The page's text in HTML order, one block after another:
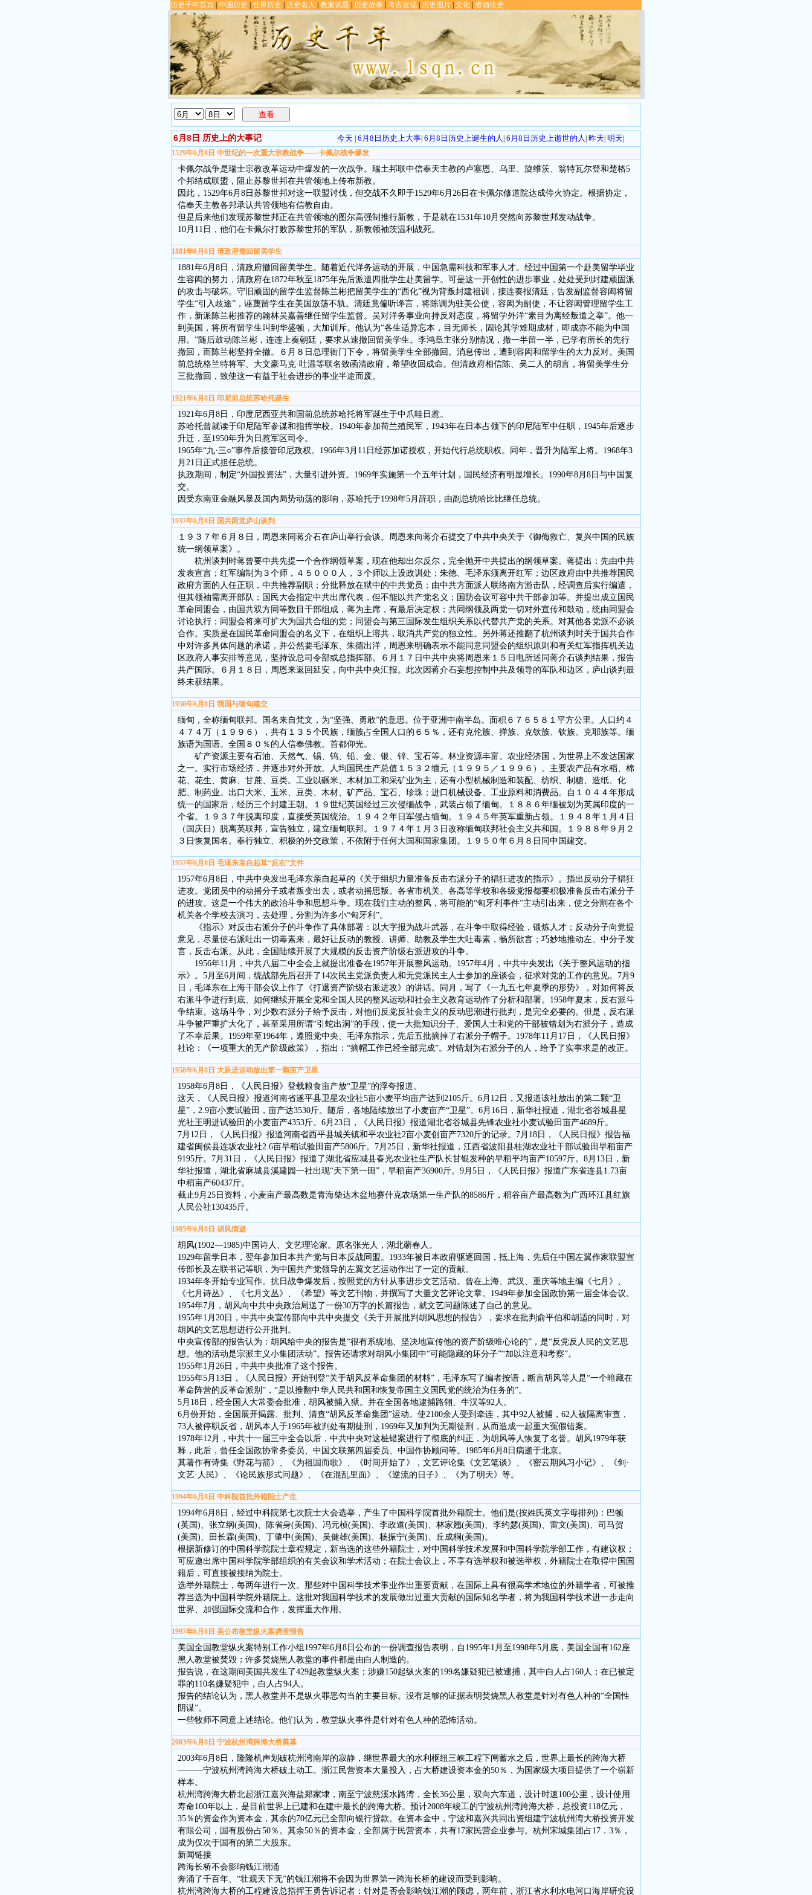
历史千年首页 中国历史 世界历史 历史名人 教案试题 历史故事 考古发现 历史图片 文化 煮酒论史
查看
6月8日 历史上的大事记 今天 6月8日历史上大事 6月8日历史上诞生的人 6月8日历史上逝世的人 昨天 明天
1529年6月8日 中世纪的一次重大宗教战争——卡佩尔战争爆发
卡佩尔战争是瑞士宗教改革运动中爆发的一次战争。瑞土邦联中信奉天主教的卢塞恩、乌里、旋维茨、翁特瓦尔登和楚格5
个邦结成联盟，阻止苏黎世邦在共管领地上传布新教。
因此，1529年6月8日苏黎世邦对这一联盟讨伐，但交战不久即于1529年6月26日在卡佩尔修道院达成停火协定。根据协定，
信奉天主教各邦承认共管领地有信教自由。
但是后来他们发现苏黎世邦正在共管领地的图尔高强制推行新教，于是就在1531年10月突然向苏黎世邦发动战争。
10月11日，他们在卡佩尔打败苏黎世邦的军队，新教领袖茨温利战死。
1881年6月8日 清政府撤回留美学生
1881年6月8日，清政府撤回留美学生。随着近代洋务运动的开展，中国急需科技和军事人才。经过中国第一个赴美留学毕业
生容闳的努力，清政府在1872年秋至1875年先后派遣四批学生赴美留学。可是这一开创性的进步事业，处处受到封建顽固派
的攻击与破坏。守旧顽固的留学生监督陈兰彬把留美学生的“西化”视为背叛封建祖训，接连奏报清廷，告发副监督容闳将留
学生“引入歧途”，诬蔑留学生在美国放荡不轨。清廷竟偏听谗言，将陈调为驻美公使，容闳为副使，不让容闳管理留学生工
作，新派陈兰彬推荐的翰林吴嘉善继任留学生监督。吴对洋务事业向持反对态度，将留学外洋“素目为离经叛道之举”。他一
到美国，将所有留学生叫到华盛顿，大加训斥。他认为“各生适异忘本，目无师长，固论其学难期成材，即成亦不能为中国
用。”随后鼓动陈兰彬，连连上奏朝廷，要求从速撤回留美学生。李鸿章主张分别情况，撤一半留一半，已学有所长的先行
撤回，而陈兰彬坚持全撤。６月８日总理衙门下令，将留美学生全部撤回。消息传出，遭到容闳和留学生的大力反对。美国
前总统格兰特将军、大文豪马克·吐温等联名致函清政府，希望收回成命。但清政府相信陈、吴二人的胡言，将留美学生分
三批撤回，致使这一有益于社会进步的事业半途而废。
1921年6月8日 印尼前总统苏哈托诞生
1921年6月8日，印度尼西亚共和国前总统苏哈托将军诞生于中爪哇日惹。
苏哈托曾就读于印尼陆军参谋和指挥学校。1940年参加荷兰殖民军，1943年在日本占领下的印尼陆军中任职，1945年后逐步
升迁，至1950年升为日惹军区司令。
1965年“九·三○”事件后接管印尼政权。1966年3月11日经苏加诺授权，开始代行总统职权。同年，晋升为陆军上将。1968年3
月21日正式担任总统。
执政期间，制定“外国投资法”，大量引进外资。1969年实施第一个五年计划，国民经济有明显增长。1990年8月8日与中国复
交。
因受东南亚金融风暴及国内局势动荡的影响，苏哈托于1998年5月辞职，由副总统哈比比继任总统。
1937年6月8日 国共两党庐山谈判
１９３７年６月８日，周恩来同蒋介石在庐山举行会谈。周恩来向蒋介石提交了中共中央关于《御侮救亡、复兴中国的民族
统一纲领草案》。
杭州谈判时蒋曾要中共先提一个合作纲领草案，现在他却出尔反尔，完全抛开中共提出的纲领草案。蒋提出：先由中共
发表宣言；红军编制为３个师，４５０００人，３个师以上设政训处；朱德、毛泽东须离开红军；边区政府由中共推荐国民
政府方面的人任正职，中共推荐副职；分批释放在狱中的中共党员；由中共方面派人联络南方游击队，经调查后实行编遣，
但其领袖需离开部队；国民大会指定中共出席代表，但不能以共产党名义；国防会议可容中共干部参加等。并提出成立国民
革命同盟会，由国共双方同等数目干部组成，蒋为主席，有最后决定权；共同纲领及两党一切对外宣传和鼓动，统由同盟会
讨论执行；同盟会将来可扩大为国共合组的党；同盟会与第三国际发生组织关系以代替共产党的关系。对其他各党派不必谈
合作。实质是在国民革命同盟会的名义下，在组织上溶共，取消共产党的独立性。另外蒋还推翻了杭州谈判时关于国共合作
中对许多具体问题的承诺，并公然要毛泽东、朱德出洋，周恩来明确表示不能同意同盟会的组织原则和有关红军指挥机关边
区政府人事安排等意见，坚持设总司令部或总指挥部。６月１７日中共中央将周恩来１５日电所述同蒋介石谈判结果，报告
共产国际。６月１８日，周恩来返回延安，向中共中央汇报。此次因蒋介石妄想控制中共及领导的军队和边区，庐山谈判最
终未获结果。
1950年6月8日 我国与缅甸建交
缅甸，全称缅甸联邦。国名来自梵文，为“坚强、勇敢”的意思。位于亚洲中南半岛。面积６７６５８１平方公里。人口约４
４７４万（１９９６），共有１３５个民族，缅族占全国人口的６５％，还有克伦族、掸族、克钦族、钦族、克耶族等。缅
族语为国语。全国８０％的人信奉佛教。首都仰光。
矿产资源主要有石油、天然气、锡、钨、铅、金、银、锌、宝石等。林业资源丰富。农业经济国，为世界上不发达国家
之一。实行市场经济，并逐步对外开放。人均国民生产总值１５３２缅元（１９９５／１９９６）。主要农产品有水稻、棉
花、花生、黄麻、甘蔗、豆类。工业以碾米、木材加工和采矿业为主，还有小型机械制造和装配、纺织、制糖、造纸、化
肥、制药业。出口大米、玉米、豆类、木材、矿产品、宝石、珍珠；进口机械设备、工业原料和消费品。自１０４４年形成
统一的国家后，经历三个封建王朝。１９世纪英国经过三次侵缅战争，武装占领了缅甸。１８８６年缅被划为英属印度的一
个省。１９３７年脱离印度，直接受英国统治。１９４２年日军侵占缅甸。１９４５年英军重新占领。１９４８年１月４日
（国庆日）脱离英联邦，宣告独立，建立缅甸联邦。１９７４年１月３日改称缅甸联邦社会主义共和国。１９８８年９月２
３日恢复国名。奉行独立、积极的外交政策，不依附于任何大国和国家集团。１９５０年６月８日同中国建交。
1957年6月8日 毛泽东亲自起草“反右”文件
1957年6月8日，中共中央发出毛泽东亲自起草的《关于组织力量准备反击右派分子的猖狂进攻的指示》。指出反动分子猖狂
进攻。党团员中的动摇分子或者叛变出去，或者动摇思叛。各省市机关、各高等学校和各级党报都要积极准备反击右派分子
的进攻。这是一个伟大的政治斗争和思想斗争。现在我们主动的整风，将可能的“匈牙利事件”主动引出来，使之分割在各个
机关各个学校去演习，去处理，分割为许多小“匈牙利”。
《指示》对反击右派分子的斗争作了具体部署：以大字报为战斗武器，在斗争中取得经验，锻炼人才；反动分子向党提
意见，尽量使右派吐出一切毒素来，最好让反动的教授、讲师、助教及学生大吐毒素，畅所欲言；巧妙地推动左、中分子发
言，反击右派。从此，全国陆续开展了大规模的反击资产阶级右派进攻的斗争。
1956年11月，中共八届二中全会上就提出准备在1957年开展整风运动。1957年4月，中共中央发出《关于整风运动的指
示》。5月至6月间，统战部先后召开了14次民主党派负责人和无党派民主人士参加的座谈会，征求对党的工作的意见。7月9
日，毛泽东在上海干部会议上作了《打退资产阶级右派进攻》的讲话。同月，写了《一九五七年夏季的形势》，对如何将反
右派斗争进行到底、如何继续开展全党和全国人民的整风运动和社会主义教育运动作了分析和部署。1958年夏末，反右派斗
争结束。这场斗争，对少数右派分子给予反击，对他们反党反社会主义的反动思潮进行批判，是完全必要的。但是，反右派
斗争被严重扩大化了，甚至采用所谓“引蛇出洞”的手段，使一大批知识分子、爱国人士和党的干部被错划为右派分子，造成
了不幸后果。1959年至1964年，遵照党中央、毛泽东指示，先后五批摘掉了右派分子帽子。1978年11月17日，《人民日报》
社论：《一项重大的无产阶级政策》，指出：“摘帽工作已经全部完成”。对错划为右派分子的人，给予了实事求是的改正。
1958年6月8日 大跃进运动放出第一颗亩产卫星
1958年6月8日，《人民日报》登载粮食亩产放“卫星”的浮夸报道。
这天，《人民日报》报道河南省遂平县卫星农业社5亩小麦平均亩产达到2105斤。6月12日，又报道该社放出的第二颗“卫
星”，2.9亩小麦试验田，亩产达3530斤。随后，各地陆续放出了小麦亩产“卫星”。6月16日，新华社报道，湖北省谷城县星
光社王明进试验田的小麦亩产4353斤。6月23日，《人民日报》报道湖北省谷城县先锋农业社小麦试验田亩产4689斤。
7月12日，《人民日报》报道河南省西平县城关镇和平农业社2亩小麦创亩产7320斤的记录。7月18日，《人民日报》报告福
建省闽侯县连坂农业社2.6亩早稻试验田亩产5806斤。7月25日，新华社报道，江西省波阳县桂湖农业社干部试验田早稻亩产
9195斤。7月31日，《人民日报》报道了湖北省应城县春光农业社生产队长甘银发种的早稻平均亩产10597斤。8月13日，新
华社报道，湖北省麻城县溪建园一社出现“天下第一田”，早稻亩产36900斤。9月5日，《人民日报》报道广东省连县1.73亩
中稻亩产60437斤。
截止9月25日资料，小麦亩产最高数是青海柴达木盆地赛什克农场第一生产队的8586斤，稻谷亩产最高数为广西环江县红旗
人民公社130435斤。
1985年6月8日 胡风病逝
胡风(1902—1985)中国诗人、文艺理论家。原名张光人，湖北蕲春人。
1929年留学日本，翌年参加日本共产党与日本反战同盟。1933年被日本政府驱逐回国，抵上海，先后任中国左翼作家联盟宣
传部长及左联书记等职，为中国共产党领导的左翼文艺运动作出了一定的贡献。
1934年冬开始专业写作。抗日战争爆发后，按照党的方针从事进步文艺活动。曾在上海、武汉、重庆等地主编《七月》、
《七月诗丛》、《七月文丛》、《希望》等文艺刊物，并撰写了大量文艺评论文章。1949年参加全国政协第一届全体会议。
1954年7月，胡风向中共中央政治局送了一份30万字的长篇报告，就文艺问题陈述了自己的意见。
1955年1月20日，中共中央宣传部向中共中央提交《关于开展批判胡风思想的报告》，要求在批判俞平伯和胡适的同时，对
胡风的文艺思想进行公开批判。
中央宣传部的报告认为：胡风给中央的报告是“很有系统地、坚决地宣传他的资产阶级唯心论的”，是“反党反人民的文艺思
想。他的活动是宗派主义小集团活动”。报告还请求对胡风小集团中“可能隐藏的坏分子”“加以注意和考察”。
1955年1月26日，中共中央批准了这个报告。
1955年5月13日，《人民日报》开始刊登“关于胡风反革命集团的材料”，毛泽东写了编者按语，断言胡风等人是“一个暗藏在
革命阵营的反革命派别”，“是以推翻中华人民共和国和恢复帝国主义国民党的统治为任务的”。
5月18日，经全国人大常委会批准，胡风被捕入狱。并在全国各地逮捕路翎、牛汉等92人。
6月份开始，全国展开揭露、批判、清查“胡风反革命集团”运动。使2100余人受到牵连，其中92人被捕，62人被隔离审查，
73人被停职反省，胡风本人于1965年被判处有期徒刑，1969年又加判为无期徒刑，从而造成一起重大冤假错案。
1978年12月，中共十一届三中全会以后，中共中央对这桩错案进行了彻底的纠正，为胡风等人恢复了名誉。胡风1979年获
释，此后，曾任全国政协常务委员、中国文联第四届委员、中国作协顾问等。1985年6月8日病逝于北京。
其著作有诗集《野花与箭》、《为祖国而歌》、《时间开始了》，文艺评论集《文艺笔谈》、《密云期风习小记》、《剑·
文艺·人民》、《论民族形式问题》、《在混乱里面》、《逆流的日子》、《为了明天》等。
1994年6月8日 中科院首批外籍院士产生
1994年6月8日，经过中科院第七次院士大会选举，产生了中国科学院首批外籍院士。他们是(按姓氏英文字母排列)：巴顿
(英国)、张立纲(美国)、陈省身(美国)、冯元桢(美国)、李政道(美国)、林家翘(美国)、李约瑟(英国)、雷文(美国)、司马贺
(美国)、田长霖(美国)、丁肇中(美国)、吴健雄(美国)、杨振宁(美国)、丘成桐(美国)。
根据新修订的中国科学院院士章程规定，新当选的这些外籍院士，对中国科学技术发展和中国科学院学部工作，有建议权；
可应邀出席中国科学院学部组织的有关会议和学术活动；在院士会议上，不享有选举权和被选举权，外籍院士在取得中国国
籍后，可直接被接纳为院士。
选举外籍院士，每两年进行一次。那些对中国科学技术事业作出重要贡献，在国际上具有很高学术地位的外籍学者，可被推
荐当选为中国科学院外籍院上。这批对我国科学技术的发展做出过重大贡献的国际知名学者，将为我国科学技术进一步走向
世界、加强国际交流和合作，发挥重大作用。
1997年6月8日 美公布教堂纵火案调查报告
美国全国教堂纵火案特别工作小组1997年6月8日公布的一份调查报告表明，自1995年1月至1998年5月底，美国全国有162座
黑人教堂被焚毁；许多焚烧黑人教堂的事件都是由白人制造的。
报告说，在这期间美国共发生了429起教堂纵火案；涉嫌150起纵火案的199名嫌疑犯已被逮捕，其中白人占160人；在已被定
罪的110名嫌疑犯中，白人占94人。
报告的结论认为，黑人教堂并不是纵火罪恶勾当的主要目标。没有足够的证据表明焚烧黑人教堂是针对有色人种的“全国性
阴谋”。
一些牧师不同意上述结论。他们认为，教堂纵火事件是针对有色人种的恐怖活动。
2003年6月8日 宁波杭州湾跨海大桥奠基
2003年6月8日，隆隆机声划破杭州湾南岸的寂静，继世界最大的水利枢纽三峡工程下闸蓄水之后，世界上最长的跨海大桥
———宁波杭州湾跨海大桥破土动工。浙江民营资本大量投入，占大桥建设资本金的50％，为国家级大项目提供了一个崭新
样本。
杭州湾跨海大桥北起浙江嘉兴海盐郑家埭，南至宁波慈溪水路湾，全长36公里，双向六车道，设计时速100公里，设计使用
寿命100年以上，是目前世界上已建和在建中最长的跨海大桥。预计2008年竣工的宁波杭州湾跨海大桥，总投资118亿元，
35％的资金作为资本金，其余的70亿元已全部向银行贷款。在资本金中，宁波和嘉兴共同出资组建宁波杭州湾大桥投资开发
有限公司，国有股份占50％。其余50％的资本金，全部属于民营资本，共有17家民营企业参与。杭州宋城集团占17．3％，
成为仅次于国有的第二大股东。
新闻链接
跨海长桥不会影响钱江潮涌
奔涌了千百年、“壮观天下无”的钱江潮将不会因为世界第一跨海长桥的建设而受到影响。
杭州湾跨海大桥的工程建设总指挥王勇告诉记者：针对是否会影响钱江潮的顾虑，两年前，浙江省水利水电河口海岸研究设